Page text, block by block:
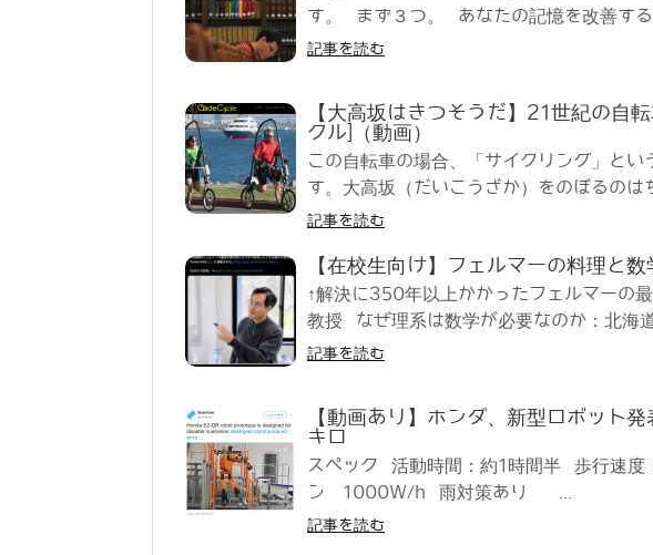
す。 まず３つ。 あなたの記憶を改善する
記事を読む
【大高坂はきつそうだ】21世紀の自
クル]（動画）
この自転車の場合、「サイクリング」と
す。大高坂（だいこうざか）をのぼるのは
記事を読む
【在校生向け】フェルマーの料理と
↑解決に350年以上かかったフェルマーの
教授 なぜ理系は数学が必要なのか：北海
記事を読む
【動画あり】ホンダ、新型ロボット
キロ
スペック 活動時間：約1時間半 歩行速
ン 1000W/h 雨対策あり ...
記事を読む